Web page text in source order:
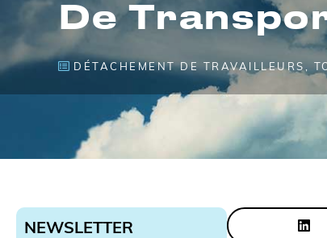
De
DÉTACHEMENT DE TRAVAILLEURS ,
NEWSLETTER